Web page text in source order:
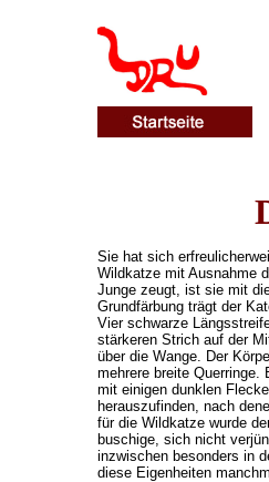
Sie hat sich
Wildkatze mit Ausnahme
Junge zeugt, ist sie mit
Grundfärbung trägt der
Vier schwarze
stärkeren Strich auf der
über die Wange. Der
mehrere breite
mit einigen dunklen
herauszufinden, nach
für die Wildkatze wurde
buschige, sich nicht
inzwischen besonders in
diese Eigenheiten